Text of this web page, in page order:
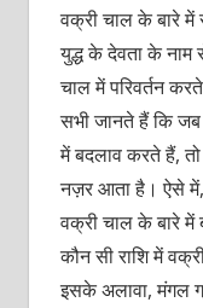
वक्री चाल के बारे में
युद्ध के देवता के नाम
चाल में परिवर्तन
सभी जानते हैं कि जब
में बदलाव करते हैं,
नज़र आता है। ऐसे में,
वक्री चाल के बारे
कौन सी राशि में
इसके अलावा, मंगल